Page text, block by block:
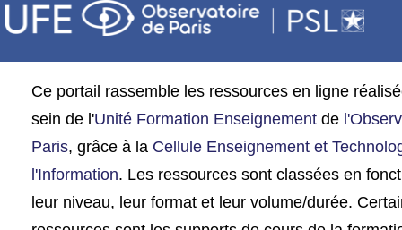
Ce portail rassemble les ressources en ligne
sein de l'Unité Formation Enseignement de
Paris, grâce à la Cellule Enseignement et
l'Information. Les ressources sont classées en
leur niveau, leur format et leur volume/durée.